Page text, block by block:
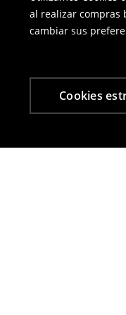
al realizar compras
cambiar sus
Cookies